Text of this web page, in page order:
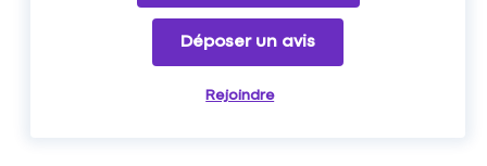
Déposer un avis
Rejoindre